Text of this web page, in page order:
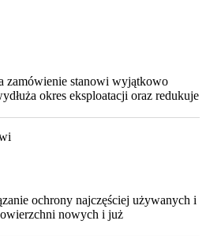
zamówienie stanowi wyjątkowo
okres eksploatacji oraz redukuje
ochrony najczęściej używanych i
nowych i już